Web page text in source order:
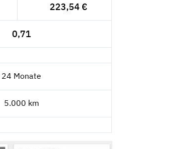
223,54 €
0,71
24 Monate
5.000 km